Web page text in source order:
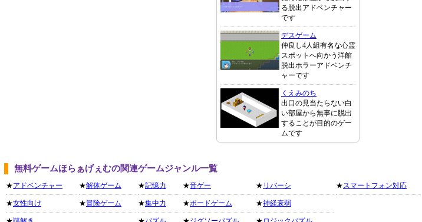
る脱出アドベンチャー
です
デスゲーム
仲良し4人組有名な心霊
スポットへ向かう洋館
脱出ホラーアドベンチ
ャーです
くえみのち
出口の見当たらない白
い部屋から無事に脱出
することが目的のゲー
ムです
無料ゲームほらぁげぇむの関連ゲームジャンル一覧
★アドベンチャー
★女性向け
★解体ゲーム
★冒険ゲーム
★記憶力
★集中力
★音ゲー
★ボードゲーム
★ リバーシ
★神経衰弱
★スマートフォン対応